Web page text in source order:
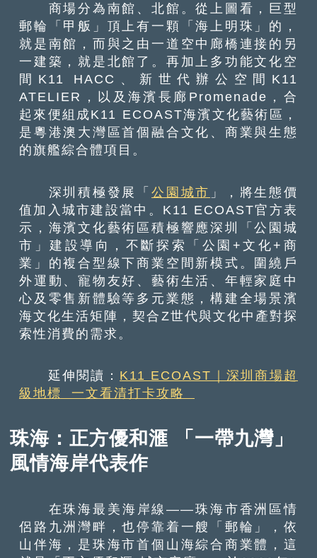
商場分為南館、北館。從上圖看，巨型
郵輪「甲舨」頂上有一顆「海上明珠」的，
就是南館，而與之由一道空中廊橋連接的另
一建築，就是北館了。再加上多功能文化空
間K11 HACC、新世代辦公空間K11
ATELIER，以及海濱長廊Promenade，合
起來便組成K11 ECOAST海濱文化藝術區，
是粵港澳大灣區首個融合文化、商業與生態
的旗艦綜合體項目。
深圳積極發展「公園城市 」，將生態價
值加入城市建設當中。K11 ECOAST官方表
示，海濱文化藝術區積極響應深圳「公園城
市」建設導向，不斷探索「公園+文化+商
業」的複合型線下商業空間新模式。圍繞戶
外運動、寵物友好、藝術生活、年輕家庭中
心及零售新體驗等多元業態，構建全場景濱
海文化生活矩陣，契合Z世代與文化中產對探
索性消費的需求。
延伸閱讀： K11 ECOAST｜深圳商場超
級地標 一文看清打卡攻略
珠海：正方優和滙 「一帶九灣」
風情海岸代表作
在珠海最美海岸線——珠海市香洲區情
侶路九洲灣畔，也停靠着一艘「郵輪」，依
山伴海，是珠海市首個山海綜合商業體，這